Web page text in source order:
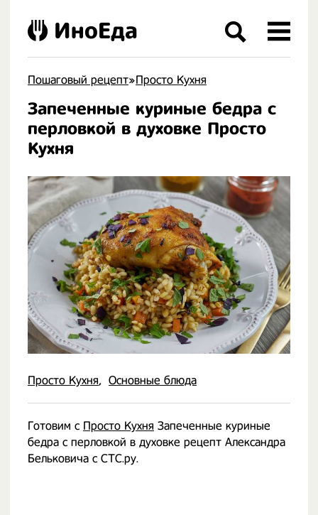
Пошаговый рецепт»Просто Кухня
Запеченные куриные бедра с
перловкой в духовке Просто
Кухня
Просто Кухня Основные блюда
Готовим с Просто Кухня Запеченные куриные
бедра с перловкой в духовке рецепт Александра
Бельковича с СТС.ру.
ИноЕда